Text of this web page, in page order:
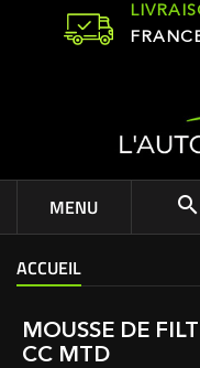
MENU 
ACCUEIL
MOUSSE DE
CC MTD